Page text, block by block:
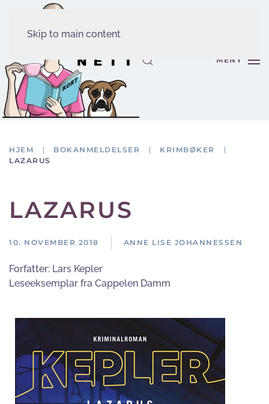
Skip to main content
MENY
HJEM BOKANMELDELSER
KRIMBØKER
LAZARUS
LAZARUS
10. NOVEMBER 2018 ANNE LISE JOHANNESSEN
Forfatter: Lars Kepler
Leseeksemplar fra Cappelen Damm